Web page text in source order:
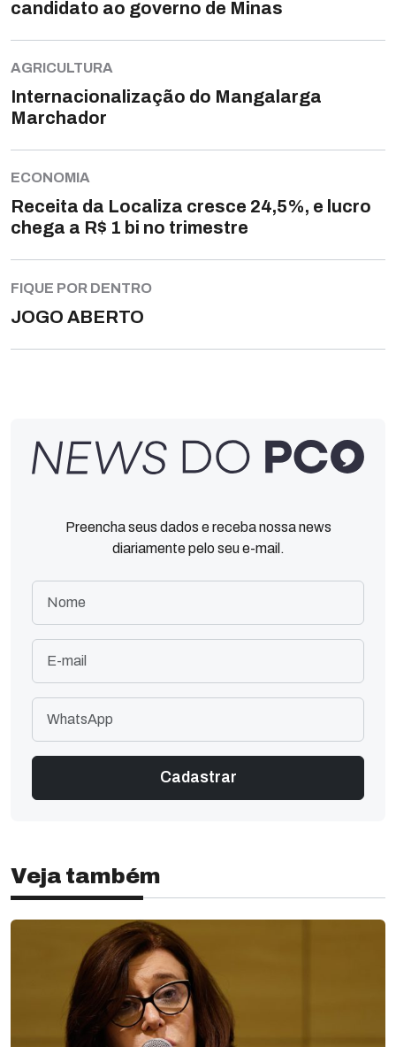
candidato ao governo de Minas
AGRICULTURA
Internacionalização do Mangalarga
Marchador
ECONOMIA
Receita da Localiza cresce 24,5%, e lucro
chega a R$ 1 bi no trimestre
FIQUE POR DENTRO
JOGO ABERTO
Preencha seus dados e receba nossa news
diariamente pelo seu e-mail.
Veja também